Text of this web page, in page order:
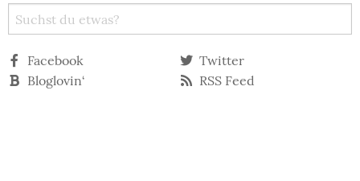
Facebook
Twitter
Bloglovin‘
RSS Feed